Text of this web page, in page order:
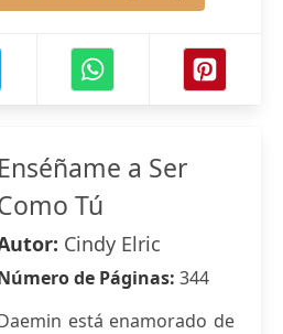
Enséñame a Ser
Tú
Cindy Elric
de Páginas: 344
está enamorado de